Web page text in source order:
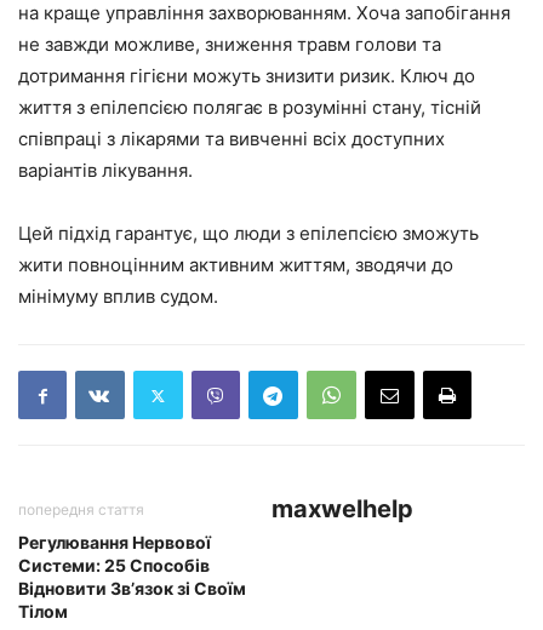
на краще управління захворюванням. Хоча запобігання
не завжди можливе, зниження травм голови та
дотримання гігієни можуть знизити ризик. Ключ до
життя з епілепсією полягає в розумінні стану, тісній
співпраці з лікарями та вивченні всіх доступних
варіантів лікування.
Цей підхід гарантує, що люди з епілепсією зможуть
жити повноцінним активним життям, зводячи до
мінімуму вплив судом.
попередня стаття
Регулювання Нервової
Системи: 25 Способів
Відновити Зв’язок зі Своїм
Тілом
maxwelhelp